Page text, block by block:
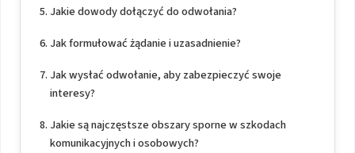
Jakie dowody dołączyć do odwołania?
Jak formułować żądanie i uzasadnienie?
Jak wysłać odwołanie, aby zabezpieczyć swoje
interesy?
Jakie są najczęstsze obszary sporne w szkodach
komunikacyjnych i osobowych?